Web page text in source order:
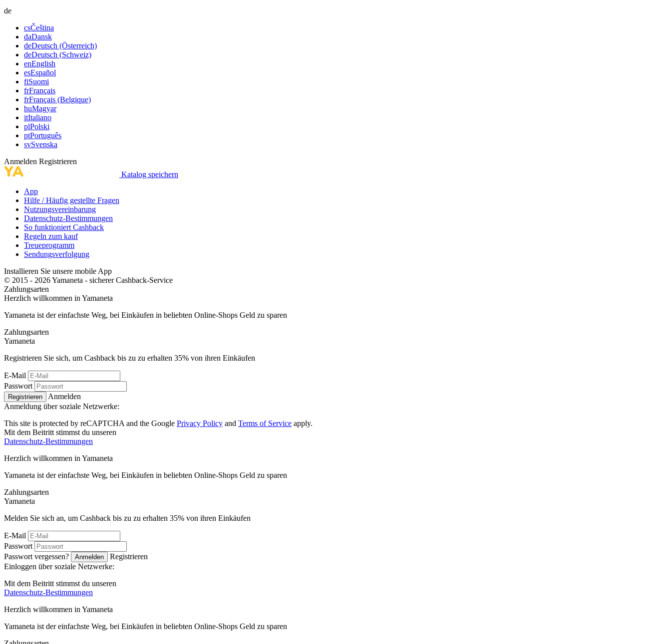
de
csČeština
daDansk
deDeutsch (Österreich)
deDeutsch (Schweiz)
enEnglish
esEspañol
fiSuomi
frFrançais
frFrançais (Belgique)
huMagyar
itItaliano
plPolski
ptPortuguês
svSvenska
Anmelden Registrieren
Katalog speichern
App
Hilfe / Häufig gestellte Fragen
Nutzungsvereinbarung
Datenschutz-Bestimmungen
So funktioniert Cashback
Regeln zum kauf
Treueprogramm
Sendungsverfolgung
Installieren Sie unsere mobile App
© 2015 - 2026 Yamaneta - sicherer Cashback-Service
Zahlungsarten
Herzlich willkommen in Yamaneta
Yamaneta ist der einfachste Weg, bei Einkäufen in beliebten Online-Shops Geld zu sparen
Zahlungsarten
Yamaneta
Registrieren Sie sich, um Cashback bis zu zu erhalten 35% von ihren Einkäufen
E-Mail
Passwort
Registrieren
Anmelden
Anmeldung über soziale Netzwerke:
This site is protected by reCAPTCHA and the Google Privacy Policy and Terms of Service apply.
Mit dem Beitritt stimmst du unseren
Datenschutz-Bestimmungen
Herzlich willkommen in Yamaneta
Yamaneta ist der einfachste Weg, bei Einkäufen in beliebten Online-Shops Geld zu sparen
Zahlungsarten
Yamaneta
Melden Sie sich an, um Cashback bis zu zu erhalten 35% von ihren Einkäufen
E-Mail
Passwort
Passwort vergessen?
Anmelden
Registrieren
Einloggen über soziale Netzwerke:
Mit dem Beitritt stimmst du unseren
Datenschutz-Bestimmungen
Herzlich willkommen in Yamaneta
Yamaneta ist der einfachste Weg, bei Einkäufen in beliebten Online-Shops Geld zu sparen